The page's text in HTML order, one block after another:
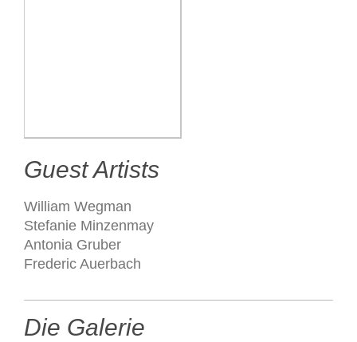
Guest Artists
William Wegman
Stefanie Minzenmay
Antonia Gruber
Frederic Auerbach
Die Galerie